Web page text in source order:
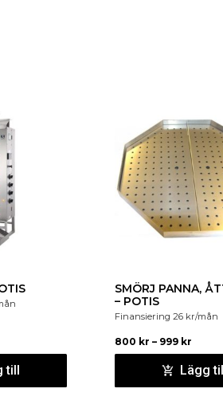
till
SMÖRJ PANNA,
– POTIS
Finansiering 26 kr/mån
800 kr – 999 kr
Lägg